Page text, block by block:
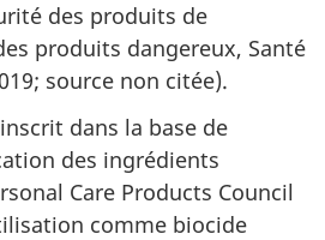
des produits de
produits dangereux, Santé
source non citée).
dans la base de
des ingrédients
Care Products Council
comme biocide